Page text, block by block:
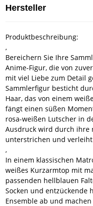
Hersteller
Produktbeschreibung:
,
Bereichern Sie Ihre
Anime-Figur, die von
mit viel Liebe zum Detail
Sammlerfigur besticht
Haar, das von einem
fängt einen süßen
rosa-weißen Lutscher in
Ausdruck wird durch ihre
unterstrichen und
,
In einem klassischen
weißes Kurzarmtop mit
passenden hellblauen
Socken und entzückende
Ensemble ab und